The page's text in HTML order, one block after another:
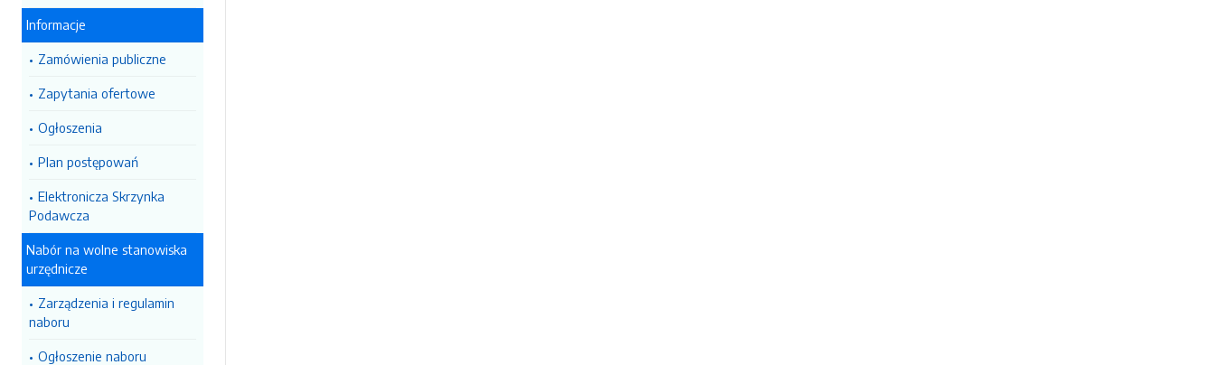
Informacje
Zamówienia publiczne
Zapytania ofertowe
Ogłoszenia
Plan postępowań
Elektronicza Skrzynka
Podawcza
Nabór na wolne stanowiska
urzędnicze
Zarządzenia i regulamin
naboru
Ogłoszenie naboru